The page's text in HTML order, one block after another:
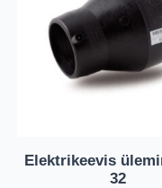
Elektrikeevis
32